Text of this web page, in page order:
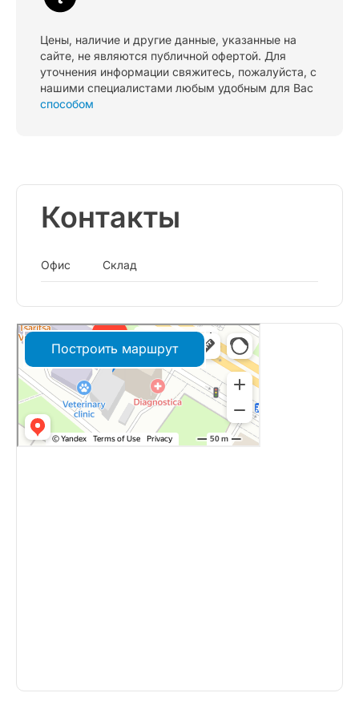
Цены, наличие и другие данные, указанные на
сайте, не являются публичной офертой. Для
уточнения информации свяжитесь, пожалуйста, с
нашими специалистами любым удобным для Вас
способом
Контакты
Офис Склад
Построить маршрут